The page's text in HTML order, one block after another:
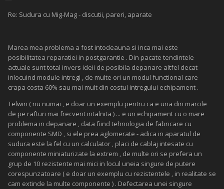
Re: Sudura cu Mig-Mag - discutii, pareri, aparate
Marea mea problema a fost intodeauna si inca mai este
posibilitatea reparatiei in postgarantie . Din pacate tendintele
actuale sunt total invers ideii de posibila depanare altfel decat
inlocuind module intregi , de multe ori un modul functional care
crapa costa 60% sau mai mult din costul intregului echipament .
Telwin ( nu numai , e doar un exemplu pentru ca e una din marcile
de pe rafturi mai frecvent intalnita ) ... e un echipament cu o mare
problema in depanare , data fiind tehnologia de fabricare cu
componente SMD , si ele prea aglomerate - adica in aparatul de
sudura este la fel cu un calculator , placi de cablaj intesate cu
componente miniaturizate la extrem , de multe ori se prefera un
grup de 10 rezistente mai mici in locul uneia singure de putere
corespunzatoare ( e doar un exemplu cu rezistentele , in realitate se
cam extinde la multe componente ) . Defectarea unei singure